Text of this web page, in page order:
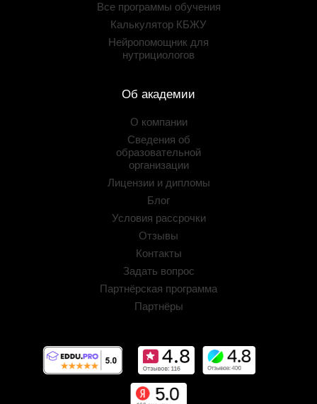
Все программы обучения
Калькулятор КБЖУ
Нейропомощник для
нутрициологов
Об академии
О компании
Сведения об
образовательной
организации
Лицензии и дипломы
Блог
Условия рассрочки
Отзывы
Контакты
Задать вопрос
Партнёрская программа
Партнёры